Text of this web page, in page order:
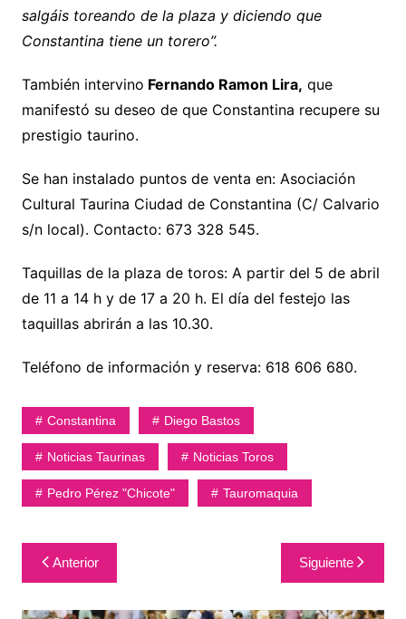
salgáis toreando de la plaza y diciendo que
Constantina tiene un torero”.
También intervino Fernando Ramon Lira, que
manifestó su deseo de que Constantina recupere su
prestigio taurino.
Se han instalado puntos de venta en: Asociación
Cultural Taurina Ciudad de Constantina (C/ Calvario
s/n local). Contacto: 673 328 545.
Taquillas de la plaza de toros: A partir del 5 de abril
de 11 a 14 h y de 17 a 20 h. El día del festejo las
taquillas abrirán a las 10.30.
Teléfono de información y reserva: 618 606 680.
Constantina Diego Bastos
Noticias Taurinas Noticias Toros
Pedro Pérez "Chicote" Tauromaquia
Navegación
de
entradas
Anterior Siguiente